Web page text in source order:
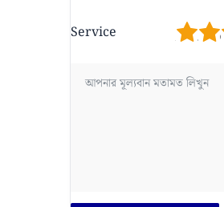
Service 3
2